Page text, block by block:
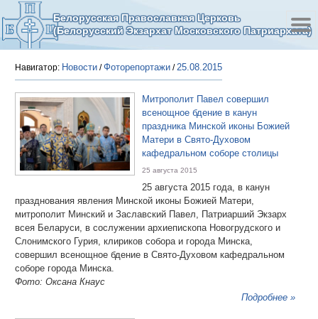
Белорусская Православная Церковь
(Белорусский Экзархат Московского Патриархата)
Навигатор: Новости /Фоторепортажи /25.08.2015
Митрополит Павел совершил
всенощное бдение в канун
праздника Минской иконы Божией
Матери в Свято-Духовом
кафедральном соборе столицы
25 августа 2015
25 августа 2015 года, в канун
празднования явления Минской иконы Божией Матери,
митрополит Минский и Заславский Павел, Патриарший Экзарх
всея Беларуси, в сослужении архиепископа Новогрудского и
Слонимского Гурия, клириков собора и города Минска,
совершил всенощное бдение в Свято-Духовом кафедральном
соборе города Минска.
Фото: Оксана Кнаус
Подробнее »